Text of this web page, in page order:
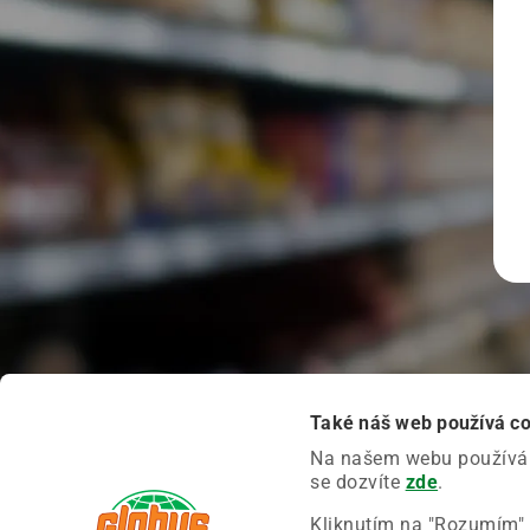
Také náš web používá
Na našem webu
se dozvíte zde.
Kliknutím na